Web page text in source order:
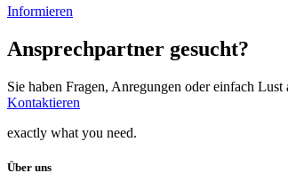
Informieren
Ansprechpartner gesucht?
Sie haben Fragen, Anregungen oder einfach
Kontaktieren
exactly what you need.
Über uns